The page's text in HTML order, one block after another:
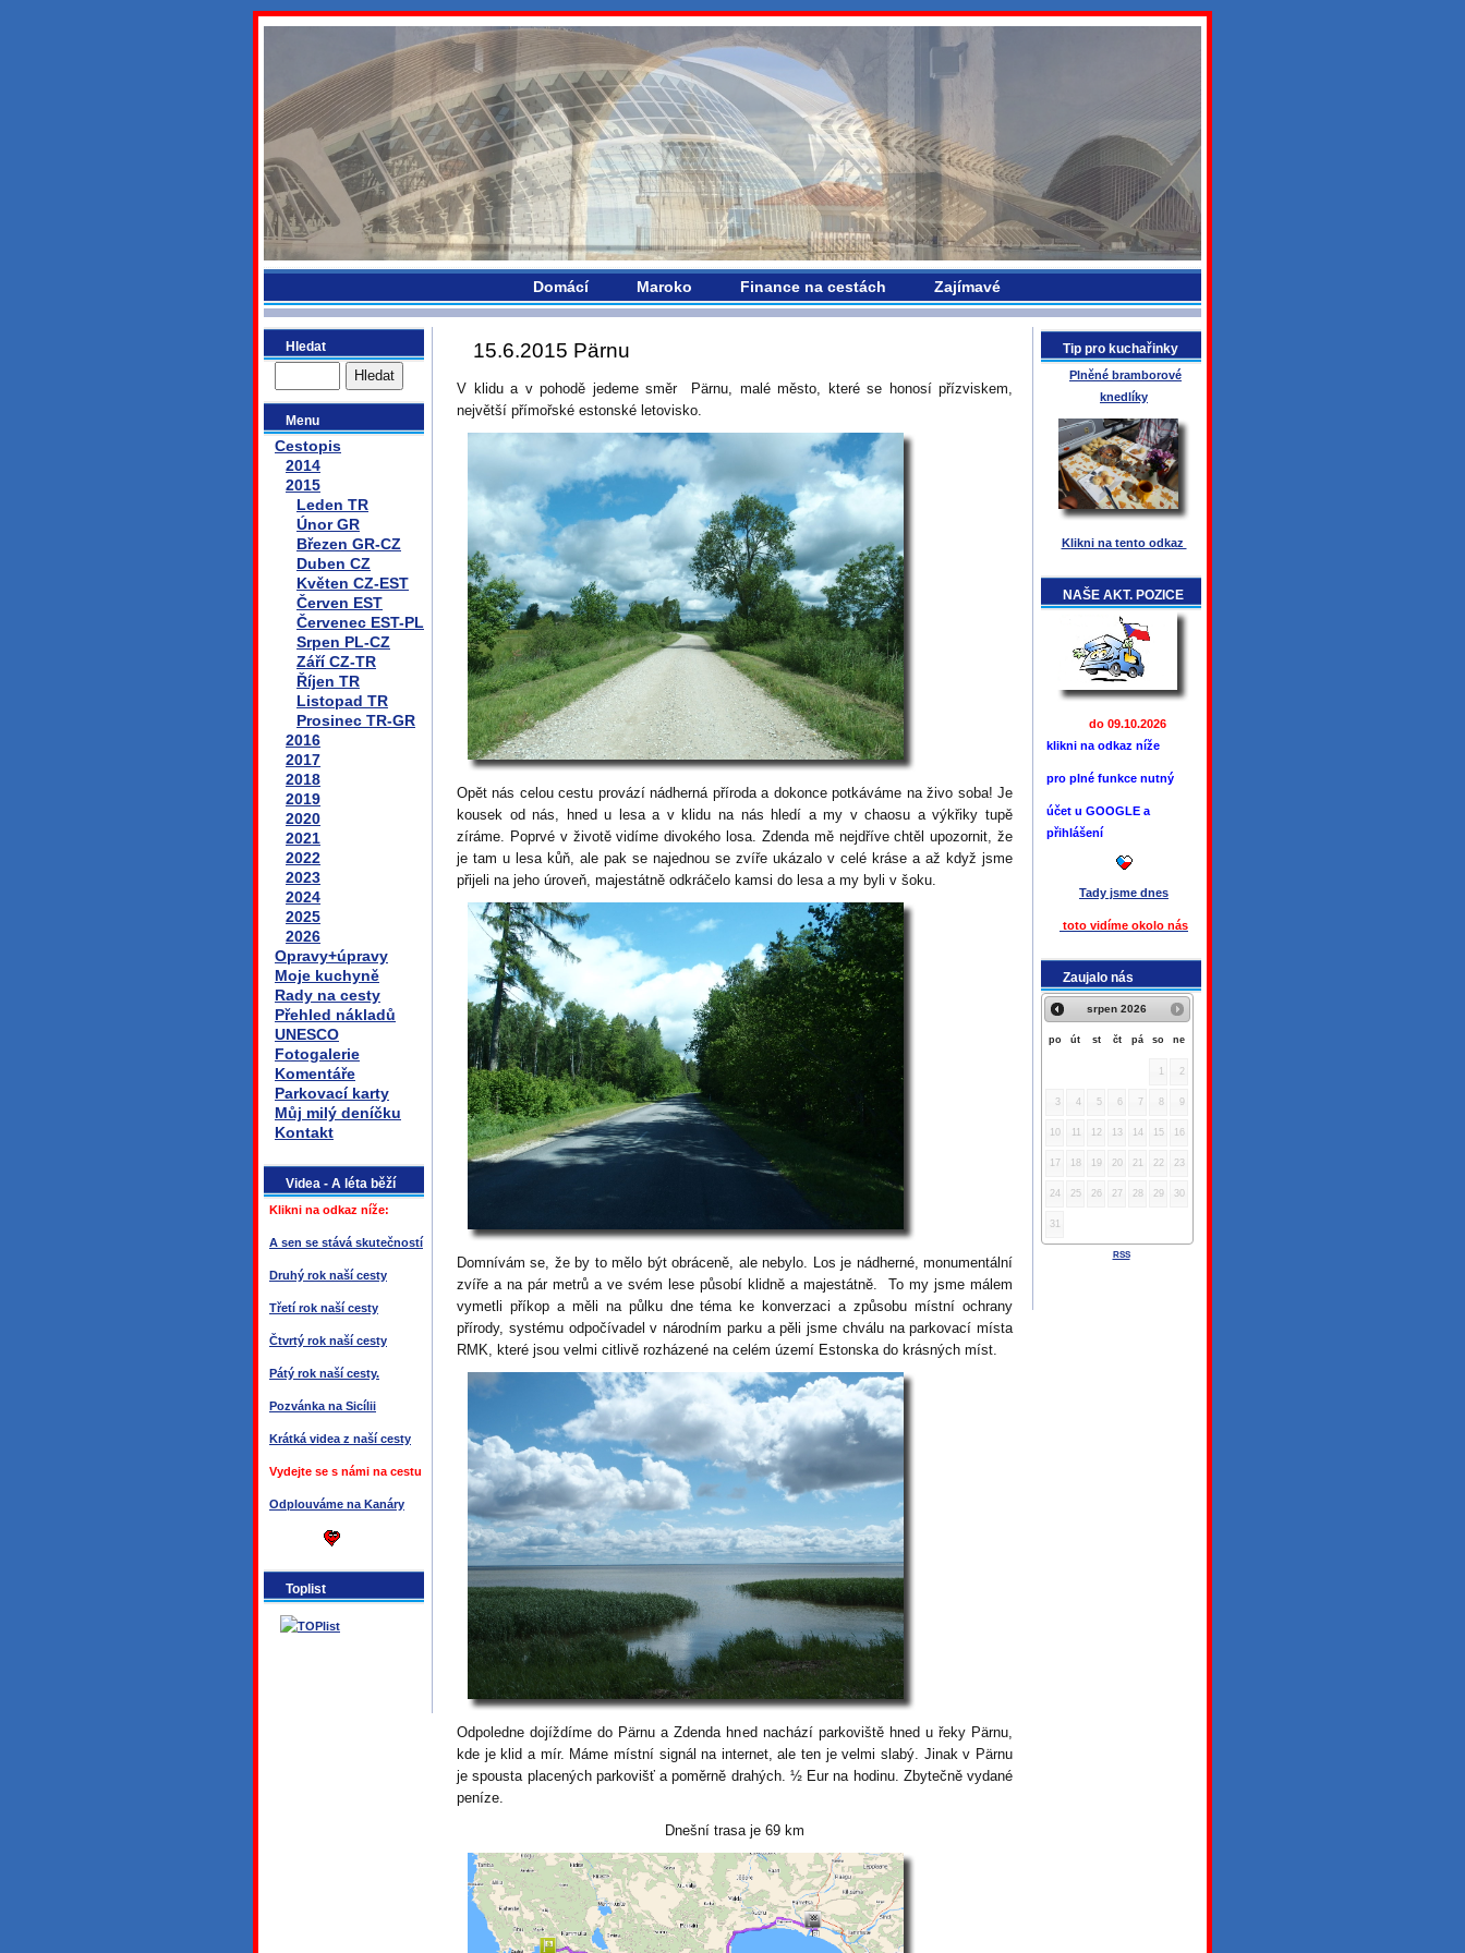
bydlikemevropou.com
Domácí Maroko Finance na cestách Zajímavé
Hledat
Menu
Cestopis
2014
2015
Leden TR
Únor GR
Březen GR-CZ
Duben CZ
Květen CZ-EST
Červen EST
Červenec EST-PL
Srpen PL-CZ
Září CZ-TR
Říjen TR
Listopad TR
Prosinec TR-GR
2016
2017
2018
2019
2020
2021
2022
2023
2024
2025
2026
Opravy+úpravy
Moje kuchyně
Rady na cesty
Přehled nákladů
UNESCO
Fotogalerie
Komentáře
Parkovací karty
Můj milý deníčku
Kontakt
Videa - A léta běží
Klikni na odkaz níže:
A sen se stává skutečností
Druhý rok naší cesty
Třetí rok naší cesty
Čtvrtý rok naší cesty
Pátý rok naší cesty.
Pozvánka na Sicílii
Krátká videa z naší cesty
Vydejte se s námi na cestu
Odplouváme na Kanáry
Toplist
Tip pro kuchařinky
Plněné bramborové
knedlíky
Klikni na tento odkaz
NAŠE AKT. POZICE
do 09.10.2026
klikni na odkaz níže
pro plné funkce nutný
účet u GOOGLE a
přihlášení
Tady jsme dnes
toto vidíme okolo nás
Zaujalo nás
srpen 2026
po út st čt pá so ne
1 2
3 4 5 6 7 8 9
10 11 12 13 14 15 16
17 18 19 20 21 22 23
24 25 26 27 28 29 30
31
RSS
15.6.2015 Pärnu
V klidu a v pohodě jedeme směr Pärnu, malé město, které se honosí přízviskem,
největší přímořské estonské letovisko.
Opět nás celou cestu provází nádherná příroda a dokonce potkáváme na živo soba! Je
kousek od nás, hned u lesa a v klidu na nás hledí a my v chaosu a výkřiky tupě
zíráme. Poprvé v životě vidíme divokého losa. Zdenda mě nejdříve chtěl upozornit, že
je tam u lesa kůň, ale pak se najednou se zvíře ukázalo v celé kráse a až když jsme
přijeli na jeho úroveň, majestátně odkráčelo kamsi do lesa a my byli v šoku.
Domnívám se, že by to mělo být obráceně, ale nebylo. Los je nádherné, monumentální
zvíře a na pár metrů a ve svém lese působí klidně a majestátně. To my jsme málem
vymetli příkop a měli na půlku dne téma ke konverzaci a způsobu místní ochrany
přírody, systému odpočívadel v národním parku a pěli jsme chválu na parkovací místa
RMK, které jsou velmi citlivě rozházené na celém území Estonska do krásných míst.
Odpoledne dojíždíme do Pärnu a Zdenda hned nachází parkoviště hned u řeky Pärnu,
kde je klid a mír. Máme místní signál na internet, ale ten je velmi slabý. Jinak v Pärnu
je spousta placených parkovišť a poměrně drahých. ½ Eur na hodinu. Zbytečně vydané
peníze.
Dnešní trasa je 69 km